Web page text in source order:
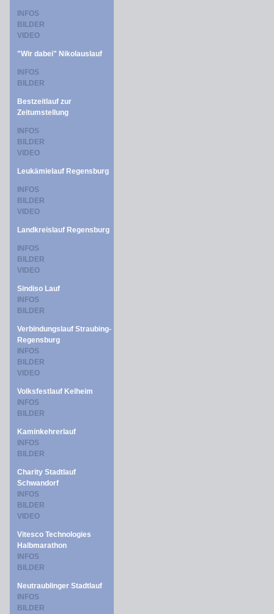
INFOS
BILDER
VIDEO
"Wir dabei" Nikolauslauf
INFOS
BILDER
Bestzeitlauf zur
Zeitumstellung
INFOS
BILDER
VIDEO
Leukämielauf Regensburg
INFOS
BILDER
VIDEO
Landkreislauf Regensburg
INFOS
BILDER
VIDEO
Sindiso Lauf
INFOS
BILDER
Verbindungslauf Straubing-
Regensburg
INFOS
BILDER
VIDEO
Volksfestlauf Kelheim
INFOS
BILDER
Kaminkehrerlauf
INFOS
BILDER
Charity Stadtlauf
Schwandorf
INFOS
BILDER
VIDEO
Vitesco Technologies
Halbmarathon
INFOS
BILDER
Neutraublinger Stadtlauf
INFOS
BILDER